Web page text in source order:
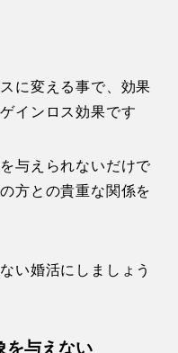
与えない